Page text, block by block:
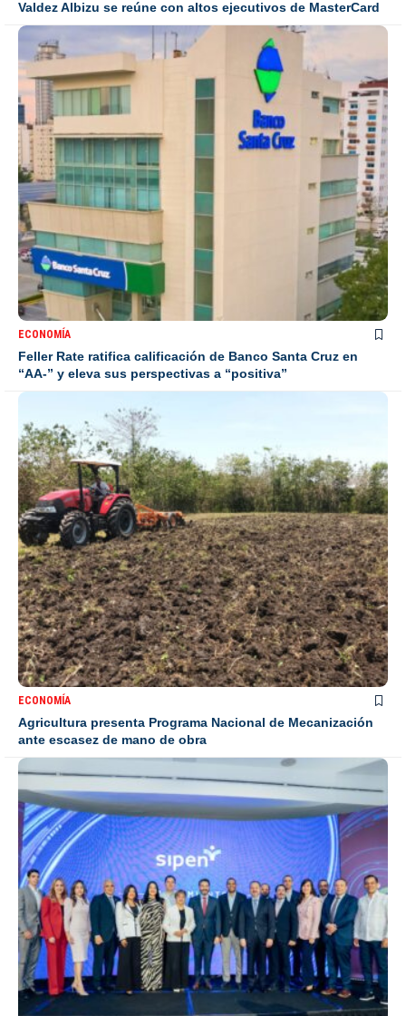
Valdez Albizu se reúne con altos ejecutivos de MasterCard
ECONOMÍA
Feller Rate ratifica calificación de Banco Santa Cruz en
“AA-” y eleva sus perspectivas a “positiva”
ECONOMÍA
Agricultura presenta Programa Nacional de Mecanización
ante escasez de mano de obra